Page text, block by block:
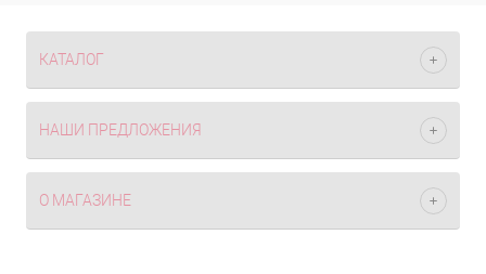
КАТАЛОГ
НАШИ ПРЕДЛОЖЕНИЯ
О МАГАЗИНЕ